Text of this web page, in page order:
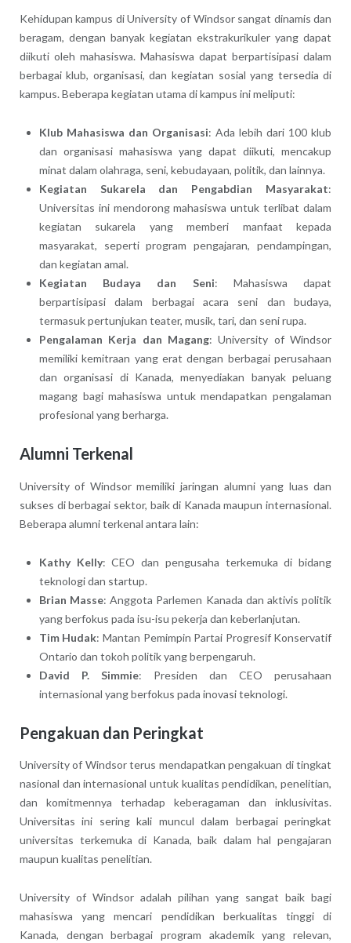
Kehidupan kampus di University of Windsor sangat dinamis dan
beragam, dengan banyak kegiatan ekstrakurikuler yang dapat
diikuti oleh mahasiswa. Mahasiswa dapat berpartisipasi dalam
berbagai klub, organisasi, dan kegiatan sosial yang tersedia di
kampus. Beberapa kegiatan utama di kampus ini meliputi:
Klub Mahasiswa dan Organisasi: Ada lebih dari 100 klub
dan organisasi mahasiswa yang dapat diikuti, mencakup
minat dalam olahraga, seni, kebudayaan, politik, dan lainnya.
Kegiatan Sukarela dan Pengabdian Masyarakat:
Universitas ini mendorong mahasiswa untuk terlibat dalam
kegiatan sukarela yang memberi manfaat kepada
masyarakat, seperti program pengajaran, pendampingan,
dan kegiatan amal.
Kegiatan Budaya dan Seni: Mahasiswa dapat
berpartisipasi dalam berbagai acara seni dan budaya,
termasuk pertunjukan teater, musik, tari, dan seni rupa.
Pengalaman Kerja dan Magang: University of Windsor
memiliki kemitraan yang erat dengan berbagai perusahaan
dan organisasi di Kanada, menyediakan banyak peluang
magang bagi mahasiswa untuk mendapatkan pengalaman
profesional yang berharga.
Alumni Terkenal
University of Windsor memiliki jaringan alumni yang luas dan
sukses di berbagai sektor, baik di Kanada maupun internasional.
Beberapa alumni terkenal antara lain:
Kathy Kelly: CEO dan pengusaha terkemuka di bidang
teknologi dan startup.
Brian Masse: Anggota Parlemen Kanada dan aktivis politik
yang berfokus pada isu-isu pekerja dan keberlanjutan.
Tim Hudak: Mantan Pemimpin Partai Progresif Konservatif
Ontario dan tokoh politik yang berpengaruh.
David P. Simmie: Presiden dan CEO perusahaan
internasional yang berfokus pada inovasi teknologi.
Pengakuan dan Peringkat
University of Windsor terus mendapatkan pengakuan di tingkat
nasional dan internasional untuk kualitas pendidikan, penelitian,
dan komitmennya terhadap keberagaman dan inklusivitas.
Universitas ini sering kali muncul dalam berbagai peringkat
universitas terkemuka di Kanada, baik dalam hal pengajaran
maupun kualitas penelitian.
University of Windsor adalah pilihan yang sangat baik bagi
mahasiswa yang mencari pendidikan berkualitas tinggi di
Kanada, dengan berbagai program akademik yang relevan,